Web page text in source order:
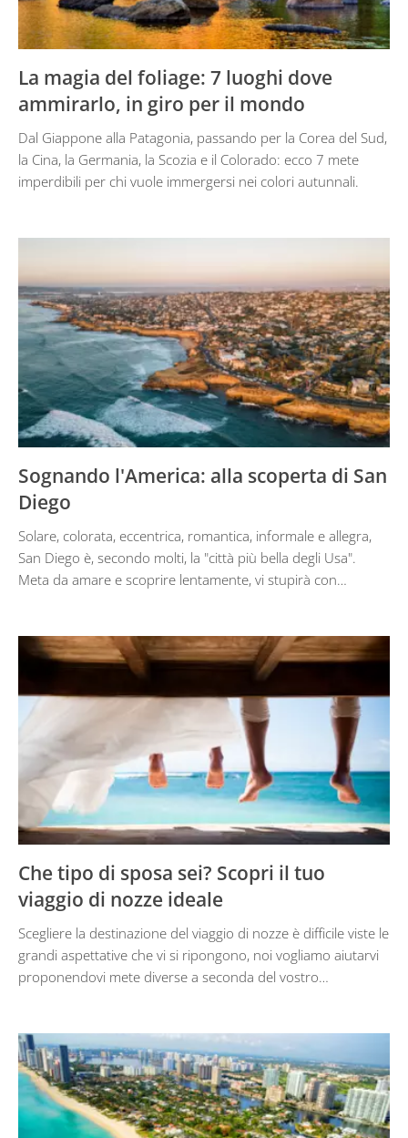
La magia del foliage: 7 luoghi dove
ammirarlo, in giro per il mondo
Dal Giappone alla Patagonia, passando per la Corea del Sud,
la Cina, la Germania, la Scozia e il Colorado: ecco 7 mete
imperdibili per chi vuole immergersi nei colori autunnali.
Sognando l'America: alla scoperta di San
Diego
Solare, colorata, eccentrica, romantica, informale e allegra,
San Diego è, secondo molti, la "città più bella degli Usa".
Meta da amare e scoprire lentamente, vi stupirà con…
Che tipo di sposa sei? Scopri il tuo
viaggio di nozze ideale
Scegliere la destinazione del viaggio di nozze è difficile viste le
grandi aspettative che vi si ripongono, noi vogliamo aiutarvi
proponendovi mete diverse a seconda del vostro…